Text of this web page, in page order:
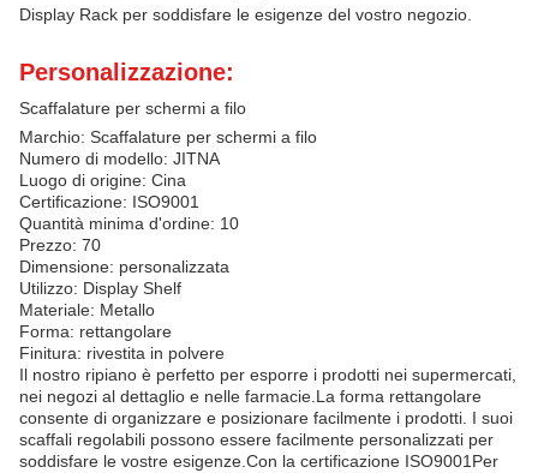
Display Rack per soddisfare le esigenze del vostro negozio.
Personalizzazione:
Scaffalature per schermi a filo
Marchio: Scaffalature per schermi a filo
Numero di modello: JITNA
Luogo di origine: Cina
Certificazione: ISO9001
Quantità minima d'ordine: 10
Prezzo: 70
Dimensione: personalizzata
Utilizzo: Display Shelf
Materiale: Metallo
Forma: rettangolare
Finitura: rivestita in polvere
Il nostro ripiano è perfetto per esporre i prodotti nei supermercati,
nei negozi al dettaglio e nelle farmacie.La forma rettangolare
consente di organizzare e posizionare facilmente i prodotti. I suoi
scaffali regolabili possono essere facilmente personalizzati per
soddisfare le vostre esigenze.Con la certificazione ISO9001Per